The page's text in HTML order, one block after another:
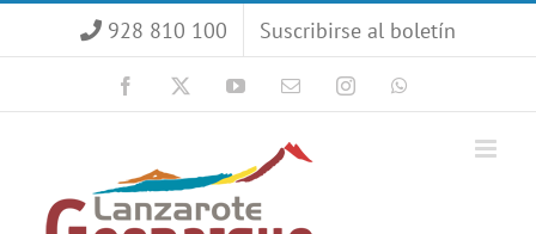
928 810 100 Suscribirse al boletín
Facebook YouTubeCorreoInstagram